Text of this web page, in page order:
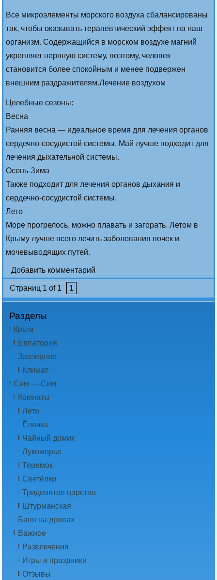
Все микроэлементы морского воздуха сбалансированы
так, чтобы оказывать терапевтический эффект на наш
организм. Содержащийся в морском воздухе магний
укрепляет нервную систему, поэтому, человек
становится более спокойным и менее подвержен
внешним раздражителям.Лечение воздухом
Целебные сезоны:
Весна
Ранняя весна — идеальное время для лечения органов
сердечно-сосудистой системы, Май лучше подходит для
лечения дыхательной системы.
Осень-Зима
Также подходит для лечения органов дыхания и
сердечно-сосудистой системы.
Лето
Море прогрелось, можно плавать и загорать. Летом в
Крыму лучше всего лечить заболевания почек и
мочевыводящих путей.
Добавить комментарий
Страниц 1 of 1 1
Разделы
Крым
Евпатория
Заозерное
Климат
Сим — Сим
Комнаты
Лето
Ёлочка
Чайный домик
Лукоморье
Теремок
Светёлки
Тридевятое царство
Штурманская
Баня на дровах
Важное
Развлечения
Игры и праздники
Отзывы